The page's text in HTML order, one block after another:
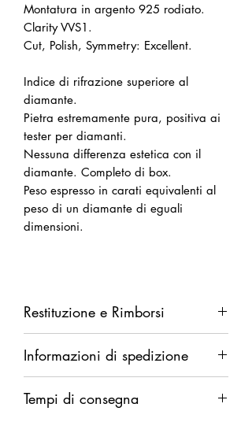
Montatura in argento 925 rodiato.
Clarity VVS1.
Cut, Polish, Symmetry: Excellent.
Indice di rifrazione superiore al
diamante.
Pietra estremamente pura, positiva ai
tester per diamanti.
Nessuna differenza estetica con il
diamante. Completo di box.
Peso espresso in carati equivalenti al
peso di un diamante di eguali
dimensioni.
Restituzione e Rimborsi
14 giorni dalla ricezione della merce.
Rimborso completo in caso di difetti.
Rimborso parziale (del solo costo della
merce al netto delle spese di
Informazioni di spedizione
integrale in caso di smarrimento.
Tempi di consegna